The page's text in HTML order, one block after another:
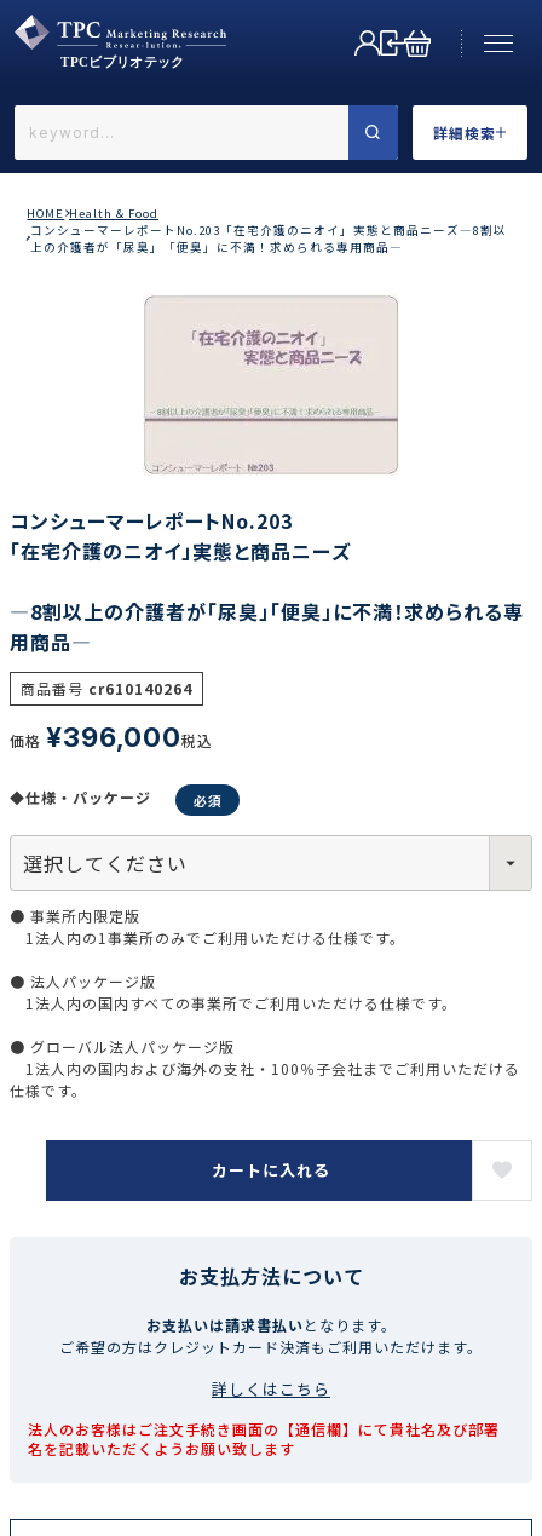
詳細検索
←戻る
調査の種類で選ぶ
リセット
HOME Health & Food
コンシューマーレポートNo.203「在宅介護のニオイ」実態と商品ニーズ―8割以
上の介護者が「尿臭」「便臭」に不満！求められる専用商品―
コンシューマーレポートNo.203
「在宅介護のニオイ」実態と商品ニーズ
―8割以上の介護者が「尿臭」「便臭」に不満！求められる専
用商品―
商品番号 cr610140264
価格 ¥396,000税込
◆仕様・パッケージ
● 事業所内限定版
1法人内の1事業所のみでご利用いただける仕様です。
● 法人パッケージ版
1法人内の国内すべての事業所でご利用いただける仕様です。
● グローバル法人パッケージ版
1法人内の国内および海外の支社・100％子会社までご利用いただける
仕様です。
カートに入れる
お支払方法について
お支払いは請求書払いとなります。
ご希望の方はクレジットカード決済もご利用いただけます。
詳しくはこちら
法人のお客様はご注文手続き画面の【通信欄】にて貴社名及び部署
名を記載いただくようお願い致します